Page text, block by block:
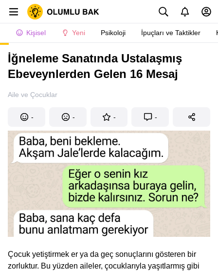
Kişisel Yeni Psikoloji İpuçları ve Taktikler
İğneleme Sanatında Ustalaşmış
Ebeveynlerden Gelen 16 Mesaj
Aile ve Çocuklar
- - - -
Çocuk yetiştirmek er ya da geç sonuçlarını gösteren bir
zorluktur. Bu yüzden aileler, çocuklarıyla yaşıtlarmış gibi